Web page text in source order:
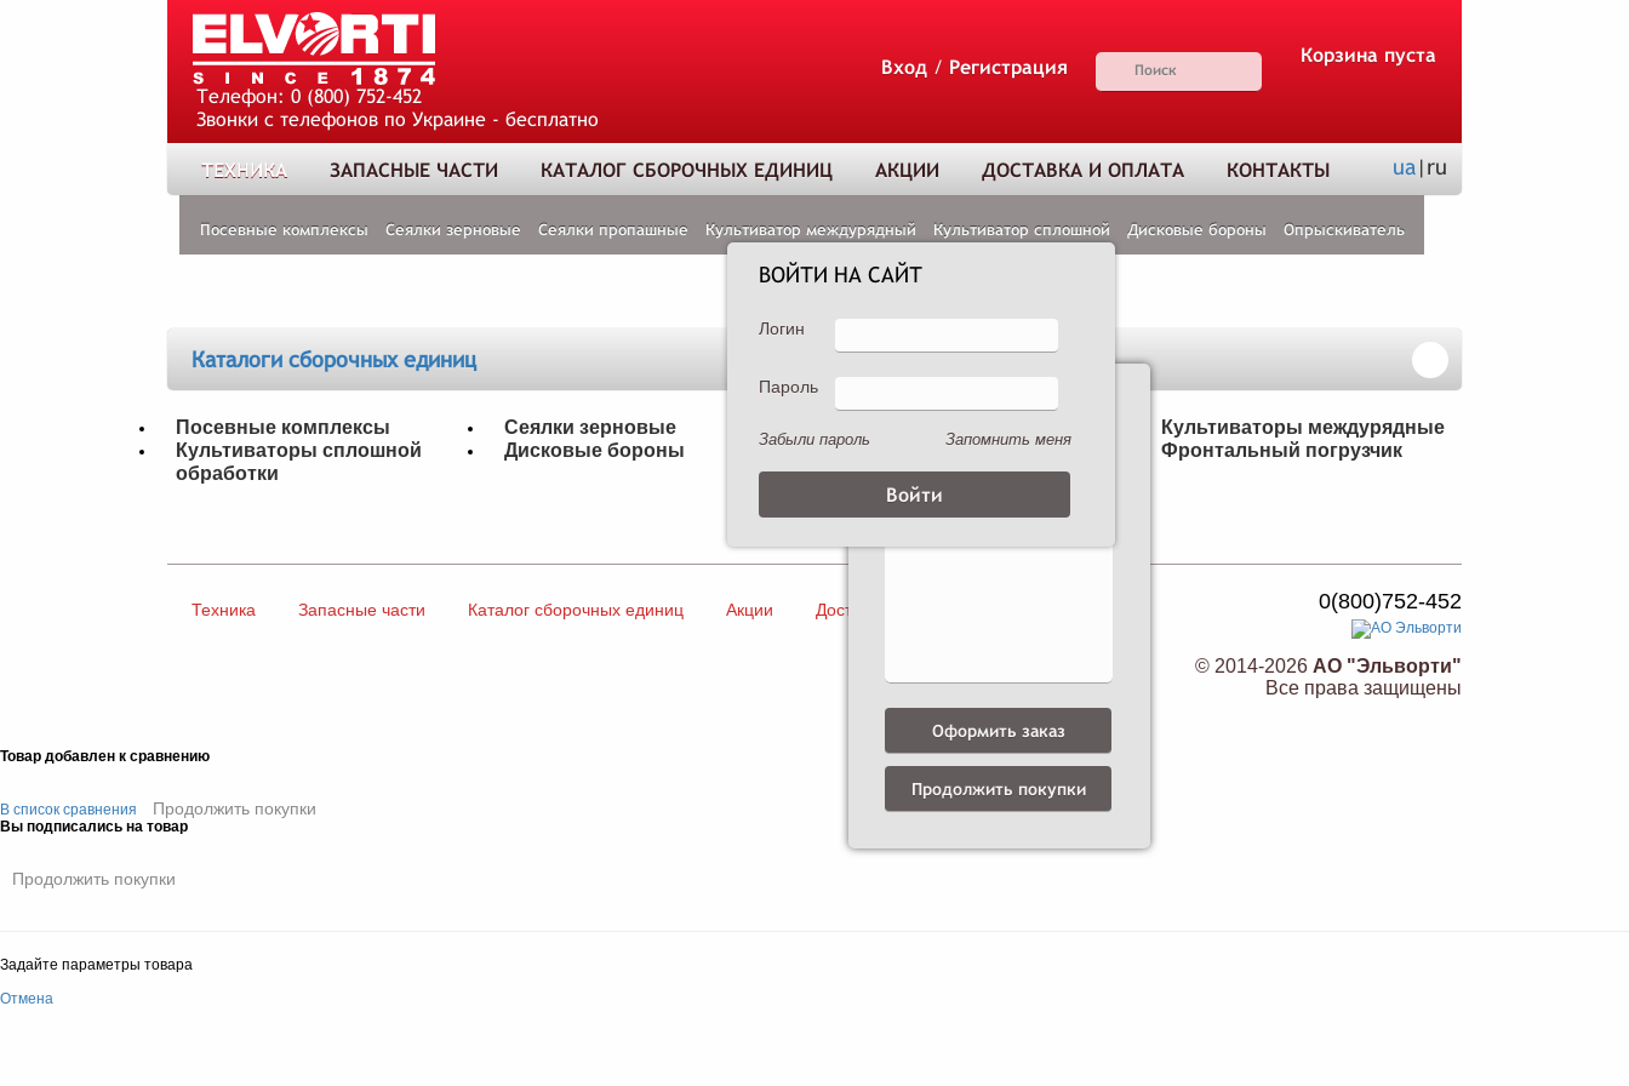
Телефон: 0 (800) 752-452
Звонки с телефонов по Украине - бесплатно
Вход / Регистрация
Корзина пуста
ТЕХНИКА ЗАПАСНЫЕ ЧАСТИ КАТАЛОГ СБОРОЧНЫХ ЕДИНИЦ АКЦИИ ДОСТАВКА И ОПЛАТА КОНТАКТЫ ua|ru
Посевные комплексы Сеялки зерновые Сеялки пропашные Культиватор междурядный Культиватор сплошной Дисковые бороны Опрыскиватель
Каталоги сборочных единиц
Посевные комплексы Сеялки зерновые
Культиваторы междурядные
Культиваторы сплошной
обработки
Дисковые бороны Опрыскиватели Фронтальный погрузчик
Техника Запасные части Каталог сборочных единиц Акции Доставка и оплата 0(800)752-452
© 2014-2026 АО "Эльворти"
Все права защищены
Товар добавлен к сравнению
В список сравнения Продолжить покупки
Оформить заказ
Продолжить покупки
Вы подписались на товар
Продолжить покупки
Задайте параметры товара
Отмена
ВОЙТИ НА САЙТ
Логин
Пароль
Забыли пароль Запомнить меня